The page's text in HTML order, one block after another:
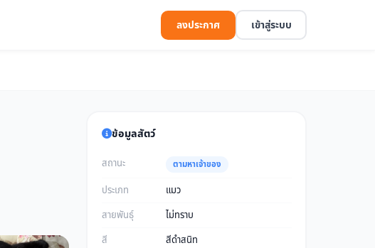
ลงประกาศ เข้าสู่ระบบ
ข้อมูลสัตว์
สถานะ ตามหาเจ้าของ
ประเภท
แมว
สายพันธุ์
ไม่ทราบ
สี
สีดำสนิท